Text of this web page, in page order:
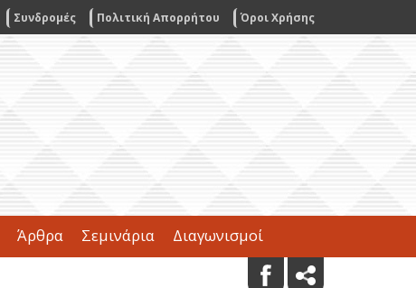
Συνδρομές Πολιτική Απορρήτου Όροι Χρήσης
Άρθρα Σεμινάρια
Διαγωνισμοί